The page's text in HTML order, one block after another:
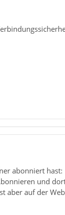
abonniert hast:
und
aber auf der